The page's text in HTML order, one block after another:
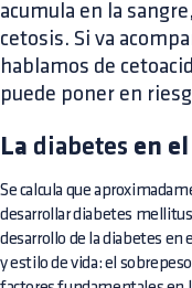
acumula en la
cetosis. Si va
hablamos de
puede poner en
La diabetes en
Se calcula que
desarrollar diabetes
desarrollo de la diabetes en
y estilo de vida: el